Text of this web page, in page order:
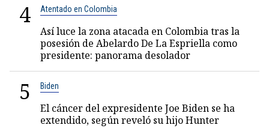
4 Atentado en Colombia
Así luce la zona atacada en Colombia tras la
posesión de Abelardo De La Espriella como
presidente: panorama desolador
5 Biden
El cáncer del expresidente Joe Biden se ha
extendido, según reveló su hijo Hunter